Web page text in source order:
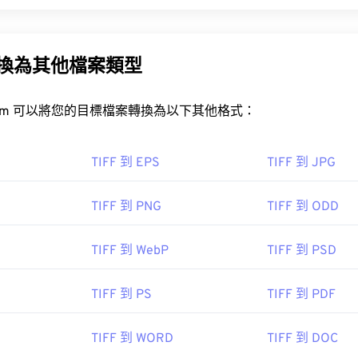
檔案？
常用的程序是 Windows 系統的 和 macOS 系統的
XnView MP
products/photoshop.html?
換為其他檔案類型
可以將您的目標檔案轉換為以下其他格式：
TIFF 到 EPS TIFF 到 JPG
TIFF 到 PNG TIFF 到 ODD
TIFF 到 WebP TIFF 到 PSD
TIFF 到 PS TIFF 到 PDF
TIFF 到 WORD TIFF 到 DOC